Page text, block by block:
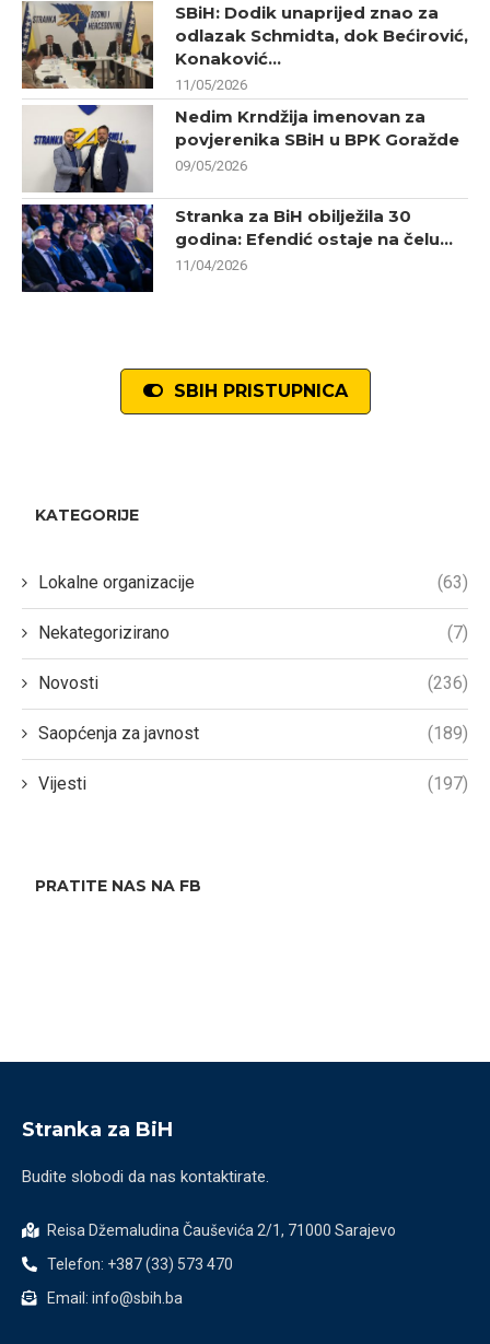
SBiH: Dodik unaprijed znao za
odlazak Schmidta, dok Bećirović,
Konaković...
11/05/2026
Nedim Krndžija imenovan za
povjerenika SBiH u BPK Goražde
09/05/2026
Stranka za BiH obilježila 30
godina: Efendić ostaje na čelu...
11/04/2026
SBIH PRISTUPNICA
KATEGORIJE
Lokalne organizacije (63)
Nekategorizirano (7)
Novosti (236)
Saopćenja za javnost (189)
Vijesti (197)
PRATITE NAS NA FB
Stranka za BiH
Budite slobodi da nas kontaktirate.
Reisa Džemaludina Čauševića 2/1, 71000 Sarajevo
Telefon: +387 (33) 573 470
Email: info@sbih.ba